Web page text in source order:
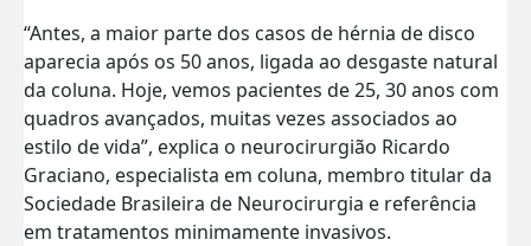
“Antes, a maior parte dos casos de hérnia de disco
aparecia após os 50 anos, ligada ao desgaste natural
da coluna. Hoje, vemos pacientes de 25, 30 anos com
quadros avançados, muitas vezes associados ao
estilo de vida”, explica o neurocirurgião Ricardo
Graciano, especialista em coluna, membro titular da
Sociedade Brasileira de Neurocirurgia e referência
em tratamentos minimamente invasivos.